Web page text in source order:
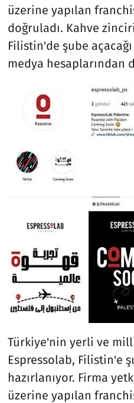
üzerine yapılan
doğruladı. Kahve
Filistin'de şube
medya hesaplarından
Türkiye'nin yerli ve
Espressolab, Filistin'e
hazırlanıyor. Firma
üzerine yapılan
Televizyon